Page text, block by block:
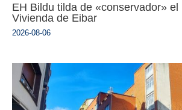
EH Bildu tilda de «conservador» el
Vivienda de Eibar
2026-08-06